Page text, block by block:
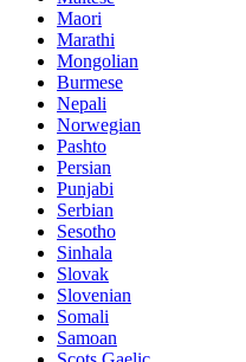
Maori
Marathi
Mongolian
Burmese
Nepali
Norwegian
Pashto
Persian
Punjabi
Serbian
Sesotho
Sinhala
Slovak
Slovenian
Somali
Samoan